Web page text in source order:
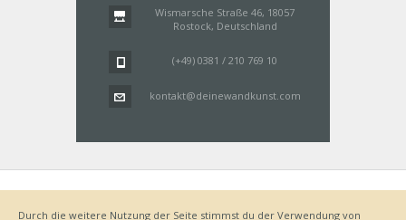
Wismarsche Straße 46, 18057
Rostock, Deutschland
(+49) 0381 / 210 769 10
kontakt@deinewandkunst.com
Datenschutz
Lieferung
Durch die weitere Nutzung der Seite stimmst du der Verwendung von